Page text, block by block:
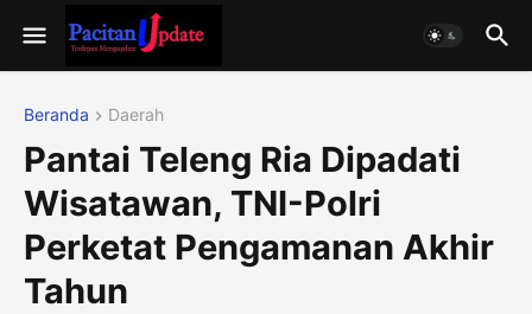
Beranda Daerah
Pantai Teleng Ria Dipadati
Wisatawan, TNI-Polri
Perketat Pengamanan Akhir
Tahun